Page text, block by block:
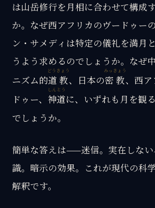
は山岳修行を月相に合わせて構成
か。なぜ西アフリカのヴードゥー
ン・サメディは特定の儀礼を満月
うよう求めるのでしょうか。なぜ
ニズム的道教
どうきょう
、日本の密教
みっきょう
、西
ドゥー、 神道
しんとう
に、いずれも月を観
でしょうか。
簡単な答えは——迷信。実在しな
識。暗示の効果。これが現代の科
解釈です。